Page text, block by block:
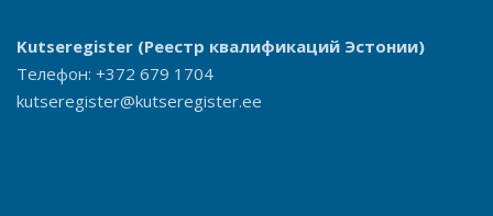
Kutseregister (Реестр квалификаций Эстонии)
Телефон: +372 679 1704
kutseregister@kutseregister.ee